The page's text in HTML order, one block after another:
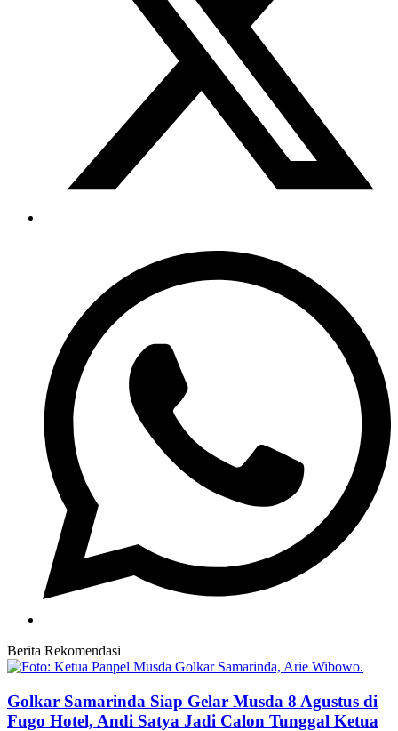
Berita Rekomendasi
Golkar Samarinda Siap Gelar Musda 8 Agustus di
Fugo Hotel, Andi Satya Jadi Calon Tunggal Ketua